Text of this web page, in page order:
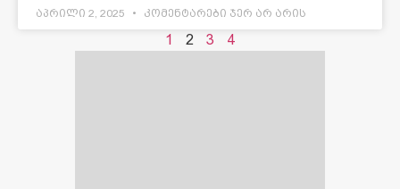
აპრილი 2, 2025 კომენტარები ჯერ არ არის
1 2 3 4